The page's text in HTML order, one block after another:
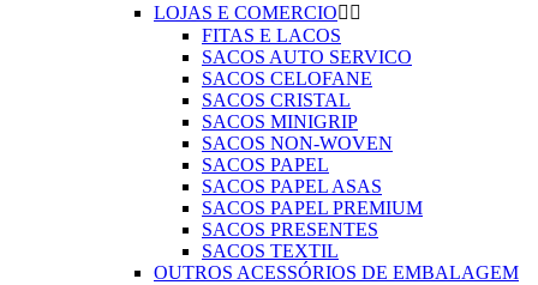
LOJAS E COMERCIO 
FITAS E LACOS
SACOS AUTO SERVICO
SACOS CELOFANE
SACOS CRISTAL
SACOS MINIGRIP
SACOS NON-WOVEN
SACOS PAPEL
SACOS PAPEL ASAS
SACOS PAPEL PREMIUM
SACOS PRESENTES
SACOS TEXTIL
OUTROS ACESSÓRIOS DE EMBALAGEM